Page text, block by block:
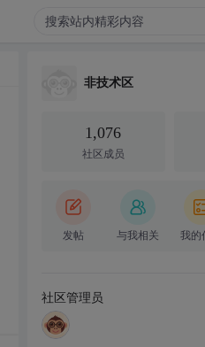
非技术区
1,076
社区成员
发帖 与我相关 我的
社区管理员